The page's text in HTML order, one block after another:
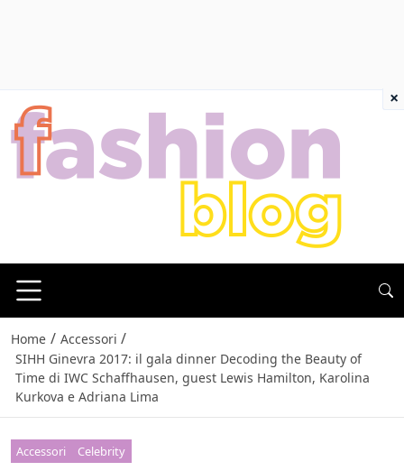
Home / Accessori /
SIHH Ginevra 2017: il gala dinner Decoding the Beauty of
Time di IWC Schaffhausen, guest Lewis Hamilton, Karolina
Kurkova e Adriana Lima
Accessori Celebrity
×